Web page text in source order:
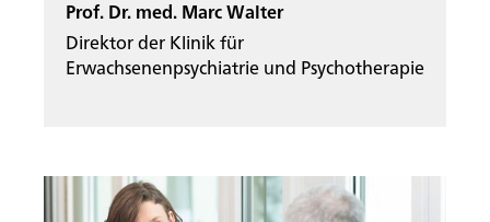
Prof. Dr. med. Marc Walter
Direktor der Klinik für
Erwachsenenpsychiatrie und Psychotherapie